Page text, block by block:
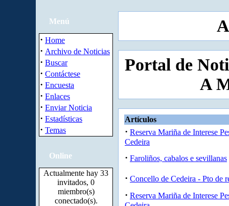
Menú
· Home
· Archivo de Noticias
· Buscar
· Contáctese
· Encuesta
· Enlaces
· Enviar Noticia
· Estadísticas
· Temas
Online
Actualmente hay 33
invitados, 0
miembro(s)
conectado(s).
Portal de
A
Artículos
· Reserva Mariña de Interese
Cedeira
· Faroliños, cabalos e sevillanas
· Concello de Cedeira - Pto de
· Reserva Mariña de Interese